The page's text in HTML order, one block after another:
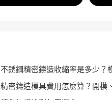
不銹鋼精密鑄造收縮率是多少？